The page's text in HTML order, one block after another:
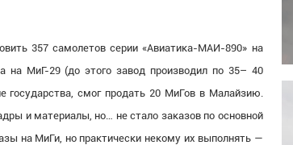
357 самолетов серии «Авиатика-МАИ-890» на
на МиГ-29 (до этого завод производил по 35– 40
государства, смог продать 20 МиГов в Малайзию.
и материалы, но… не стало заказов по основной
на МиГи, но практически некому их выполнять —